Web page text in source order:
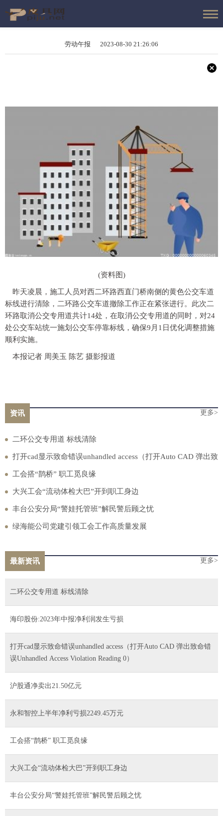
劳动午报 2023-08-30 21:26:06
(资料图)
昨天凌晨，施工人员对西二环路西直门桥南侧的黄色公交车道
标线进行清除，二环路公交车道撤除工作正在紧张进行。此次二
环路取消公交专用道共计14处，在取消公交专用道的同时，对24
处公交车站统一施划公交车停靠标线，确保9月1日优化调整措施
顺利实施。
本报记者 周美玉 陈艺 摄影报道
资讯 更多>
二环公交专用道 标线清除
打开cad显示致命错误unhandled access（打开Auto CAD 弹出致
命错误Unhandled Access Violation Reading 0）
工会搭“鹊桥” 职工觅良缘
大兴工会“流动体检大巴”开到职工身边
丰台公安分局“警娃托管班”解民警后顾之忧
绿海能公司党建引领工会工作高质量发展
最新资讯 更多>
二环公交专用道 标线清除
海印股份:2023年中报净利润发生亏损
打开cad显示致命错误unhandled access（打开Auto CAD 弹出致命错
误Unhandled Access Violation Reading 0）
沪股通净卖出21.50亿元
永和智控上半年净利亏损2249.45万元
工会搭“鹊桥” 职工觅良缘
大兴工会“流动体检大巴”开到职工身边
丰台公安分局“警娃托管班”解民警后顾之忧